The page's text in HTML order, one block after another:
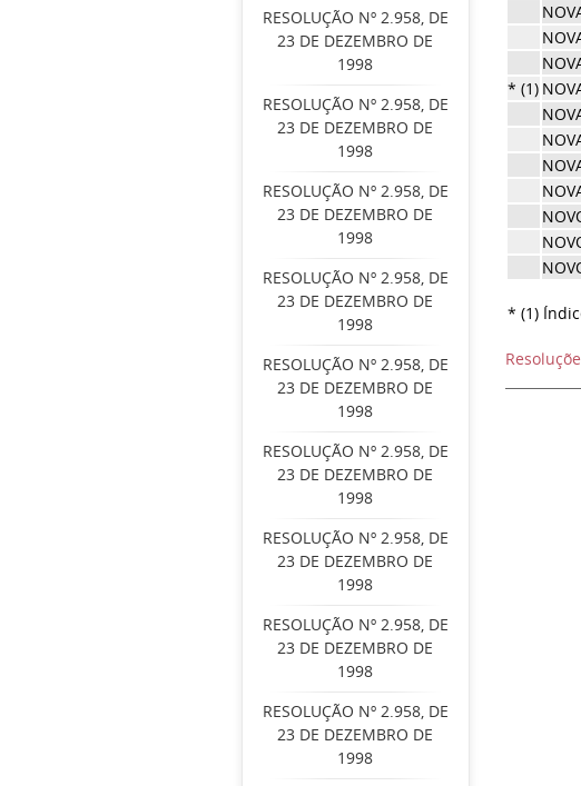
RESOLUÇÃO Nº 2.958, DE
23 DE DEZEMBRO DE
1998
RESOLUÇÃO Nº 2.958, DE
23 DE DEZEMBRO DE
1998
RESOLUÇÃO Nº 2.958, DE
23 DE DEZEMBRO DE
1998
RESOLUÇÃO Nº 2.958, DE
23 DE DEZEMBRO DE
1998
RESOLUÇÃO Nº 2.958, DE
23 DE DEZEMBRO DE
1998
RESOLUÇÃO Nº 2.958, DE
23 DE DEZEMBRO DE
1998
RESOLUÇÃO Nº 2.958, DE
23 DE DEZEMBRO DE
1998
RESOLUÇÃO Nº 2.958, DE
23 DE DEZEMBRO DE
1998
RESOLUÇÃO Nº 2.958, DE
23 DE DEZEMBRO DE
1998
* (1)
* (1)